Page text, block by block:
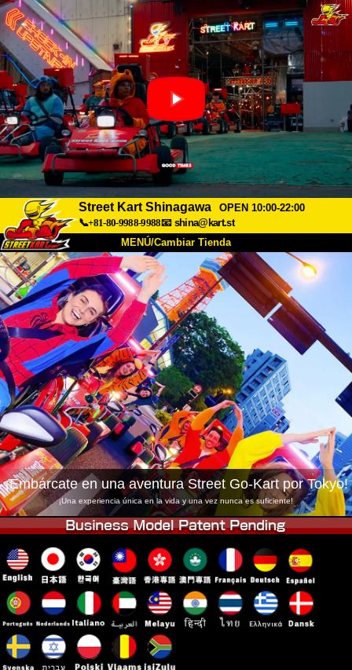
Street Kart Shinagawa
OPEN 10:00-22:00
📞+81-80-9988-9988📧 shina@kart.st
MENÚ/Cambiar Tienda
INICIO
Acerca de Especificaciones Precios
Acceso Testimonios Preguntas Frecuentes
Empresa Reservas
Cambiar Tienda
Tokyo Shinagawa Tokyo Akihabara#1
Tokyo Akihabara#2 Tokyo Shibuya
Tokyo Shibuya Annex Tokyo Bay
Tokyo Asakusa Osaka
Okinawa
¡Embárcate en una aventura Street Go-Kart por Tokyo!
¡Una experiencia única en la vida y una vez nunca es suficiente!